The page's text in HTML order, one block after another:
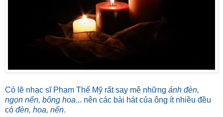
Có lẽ nhạc sĩ Phạm Thế Mỹ rất say mê những ánh đèn,
ngọn nến, bông hoa... nên các bài hát của ông ít nhiều đều
có đèn, hoa, nến.